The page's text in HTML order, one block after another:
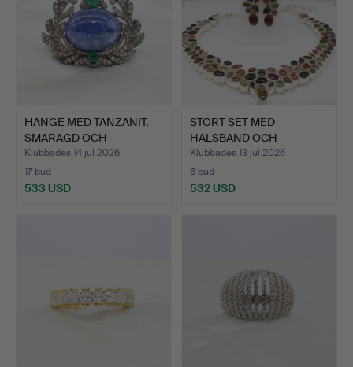
HÄNGE MED TANZANIT,
SMARAGD OCH
DIAMANTER.
Klubbades 14 jul 2026
17 bud
533 USD
STORT SET MED
HALSBAND OCH
ÖRHÄNGEN I TURM…
Klubbades 13 jul 2026
5 bud
532 USD